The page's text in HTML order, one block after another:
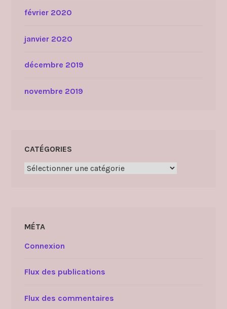
février 2020
janvier 2020
décembre 2019
novembre 2019
CATÉGORIES
Catégories
MÉTA
Connexion
Flux des publications
Flux des commentaires